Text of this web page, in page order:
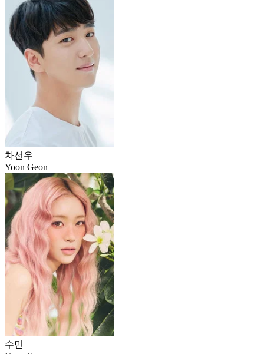
차선우
Yoon Geon
수민